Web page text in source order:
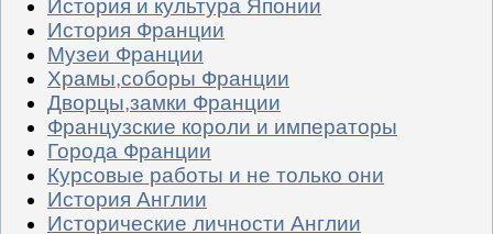
История и культура Японии
История Франции
Музеи Франции
Храмы,соборы Франции
Дворцы,замки Франции
Французские короли и императоры
Города Франции
Курсовые работы и не только они
История Англии
Исторические личности Англии